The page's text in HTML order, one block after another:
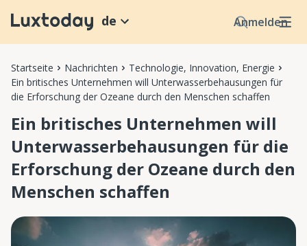
Anmelden
de
Startseite Nachrichten
Technologie, Innovation, Energie
Ein britisches Unternehmen will Unterwasserbehausungen für
die Erforschung der Ozeane durch den Menschen schaffen
Ein britisches Unternehmen will
Unterwasserbehausungen für die
Erforschung der Ozeane durch den
Menschen schaffen